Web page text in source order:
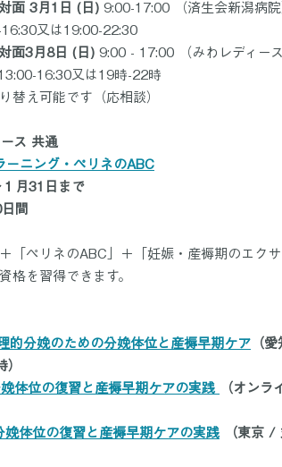
対面 3月1日 (日) 9:00-17:00 （済生会新潟病
又は19:00-22:30
対面3月8日 (日) 9:00 - 17:00 （みわレディー
16:30又は19時-22時
替え可能です（応相談）
ス 共通
ーニング・ペリネのABC
月31日まで
間
ペリネのABC」＋「妊娠・産褥期のエクサ
格を習得できます。
的分娩のための分娩体位と産褥早期ケア （
体位の復習と産褥早期ケアの実践
（オン
体位の復習と産褥早期ケアの実践 （東京 /